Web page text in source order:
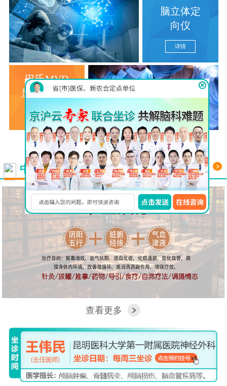
脑立体定
向仪
详情
巴氏MVD
显微分离术
详情
查看更多
中西医结合看脑病 更多
查看更多